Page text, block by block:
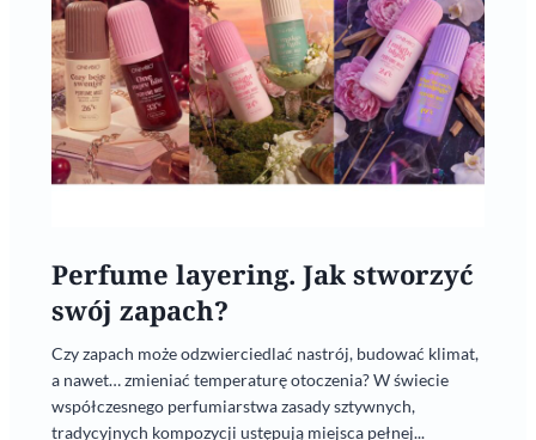
Perfume layering. Jak stworzyć
swój zapach?
Czy zapach może odzwierciedlać nastrój, budować klimat,
a nawet… zmieniać temperaturę otoczenia? W świecie
współczesnego perfumiarstwa zasady sztywnych,
tradycyjnych kompozycji ustępują miejsca pełnej...